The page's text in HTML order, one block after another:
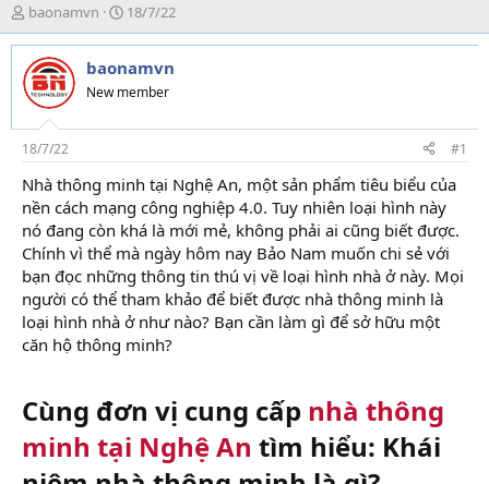
T
h
r
e
a
d
s
t
a
r
t
e
r
baonamvn
N
g
à
y
g
i
18/7/22
baonamvn
New member
18/7/22 #1
Nhà thông minh tại Nghệ An, một sản phẩm tiêu biểu của
nền cách mạng công nghiệp 4.0. Tuy nhiên loại hình này
nó đang còn khá là mới mẻ, không phải ai cũng biết được.
Chính vì thể mà ngày hôm nay Bảo Nam muốn chi sẻ với
bạn đọc những thông tin thú vị về loại hình nhà ở này. Mọi
người có thể tham khảo để biết được nhà thông minh là
loại hình nhà ở như nào? Bạn cần làm gì để sở hữu một
căn hộ thông minh?
Cùng đơn vị cung cấp nhà thông
minh tại Nghệ An tìm hiểu: Khái